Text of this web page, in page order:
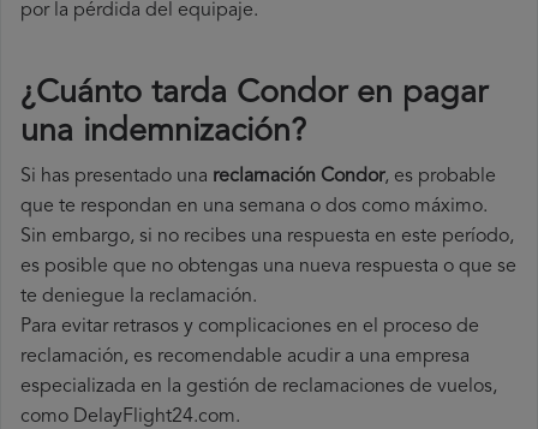
por la pérdida del equipaje.
¿Cuánto tarda Condor en pagar
una indemnización?
Si has presentado una reclamación Condor, es probable
que te respondan en una semana o dos como máximo.
Sin embargo, si no recibes una respuesta en este período,
es posible que no obtengas una nueva respuesta o que se
te deniegue la reclamación.
Para evitar retrasos y complicaciones en el proceso de
reclamación, es recomendable acudir a una empresa
especializada en la gestión de reclamaciones de vuelos,
como DelayFlight24.com.